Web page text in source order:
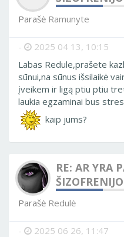
Parašė Ramunyte
- 2025 04 13, 10:15
Labas Redule,prašete
sūnui,na sūnus išsilaikė
įveikem ir ligą ptiu ptiu
laukia egzaminai bus
kaip jums?
RE: AR YRA
Parašė Redulė
- 2025 06 26, 11:47